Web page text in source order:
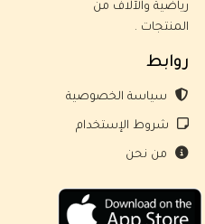
رياضية والآلاف من
المنتجات .
روابط
سياسة الخصوصية
شروط الإستخدام
من نحن